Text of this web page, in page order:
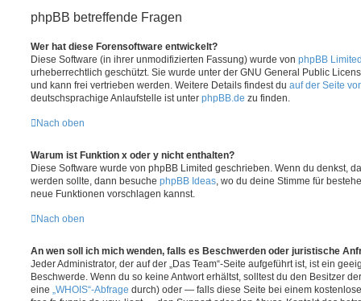
phpBB betreffende Fragen
Wer hat diese Forensoftware entwickelt?
Diese Software (in ihrer unmodifizierten Fassung) wurde von phpBB
urheberrechtlich geschützt. Sie wurde unter der GNU General Public
und kann frei vertrieben werden. Weitere Details findest du auf der Seite
deutschsprachige Anlaufstelle ist unter phpBB.de zu finden.
Nach oben
Warum ist Funktion x oder y nicht enthalten?
Diese Software wurde von phpBB Limited geschrieben. Wenn du denkst,
werden sollte, dann besuche phpBB Ideas , wo du deine Stimme für
neue Funktionen vorschlagen kannst.
Nach oben
An wen soll ich mich wenden, falls es Beschwerden oder juristische
Jeder Administrator, der auf der „Das Team“-Seite aufgeführt ist, ist ein
Beschwerde. Wenn du so keine Antwort erhältst, solltest du den Besitzer
eine „WHOIS“-Abfrage durch) oder — falls diese Seite bei einem